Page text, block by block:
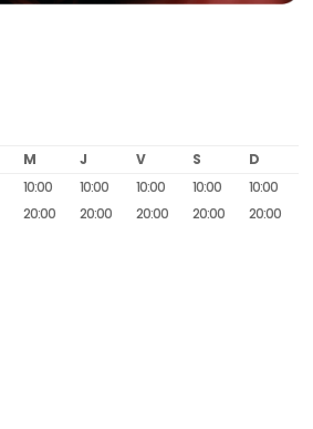
M J V S
D
10:00
20:00
10:00
20:00
10:00
20:00
10:00
20:00
10:00
20:00